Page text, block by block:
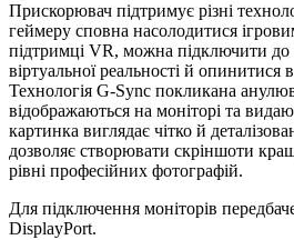
Прискорювач підтримує різні
геймеру сповна насолодитися
підтримці VR, можна підключити
віртуальної реальності й опинитися в
Технологія G-Sync покликана
відображаються на моніторі та
картинка виглядає чітко й
дозволяє створювати скріншоти
рівні професійних фотографій.
Для підключення моніторів
DisplayPort.